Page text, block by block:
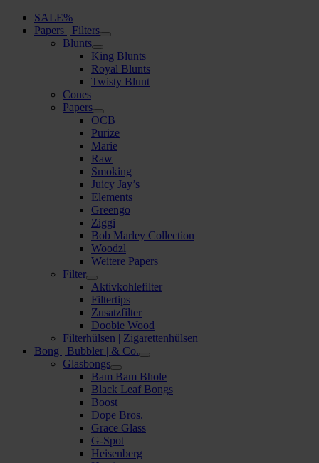
SALE%
Papers | Filters
Blunts
King Blunts
Royal Blunts
Twisty Blunt
Cones
Papers
OCB
Purize
Marie
Raw
Smoking
Juicy Jay’s
Elements
Greengo
Ziggi
Bob Marley Collection
Woodzl
Weitere Papers
Filter
Aktivkohlefilter
Filtertips
Zusatzfilter
Doobie Wood
Filterhülsen | Zigarettenhülsen
Bong | Bubbler | & Co.
Glasbongs
Bam Bam Bhole
Black Leaf Bongs
Boost
Dope Bros.
Grace Glass
G-Spot
Heisenberg